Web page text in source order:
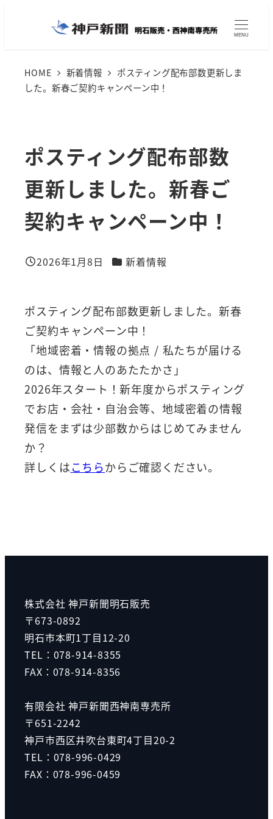
MENU
HOME 新着情報
ポスティング配布部数更新しま
した。新春ご契約キャンペーン中！
ポスティング配布部数
更新しました。新春ご
契約キャンペーン中！
投稿日
2026年1月8日 カテゴリー
新着情報
ポスティング配布部数更新しました。新春
ご契約キャンペーン中！
「地域密着・情報の拠点 / 私たちが届ける
のは、情報と人のあたたかさ」
2026年スタート！新年度からポスティング
でお店・会社・自治会等、地域密着の情報
発信をまずは少部数からはじめてみません
か？
詳しくはこちらからご確認ください。
株式会社 神戸新聞明石販売
〒673-0892
明石市本町1丁目12-20
TEL：078-914-8355
FAX：078-914-8356
有限会社 神戸新聞西神南専売所
〒651-2242
神戸市西区井吹台東町4丁目20-2
TEL：078-996-0429
FAX：078-996-0459